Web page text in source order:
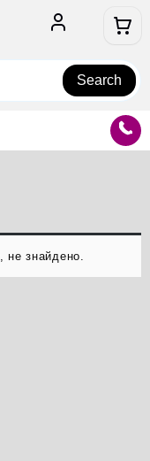
Search
не знайдено.